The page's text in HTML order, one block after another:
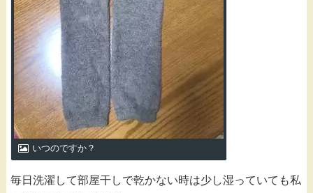
いつのですか？
毎日洗濯して部屋干しで乾かない時は少し湿っていても私